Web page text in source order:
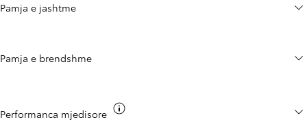
Pamja e jashtme
Pamja e brendshme
Performanca mjedisore